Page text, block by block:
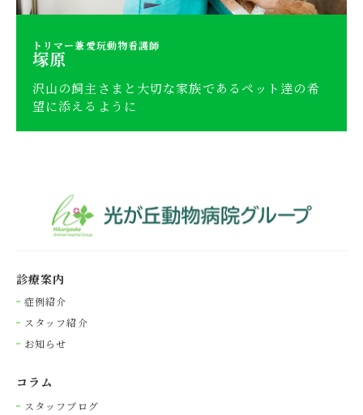
トリマー兼愛玩動物看護師
塚原
沢山の飼主さまと大切な家族であるペット逹の希
望に添えるように
診療案内
症例紹介
スタッフ紹介
お知らせ
コラム
スタッフブログ